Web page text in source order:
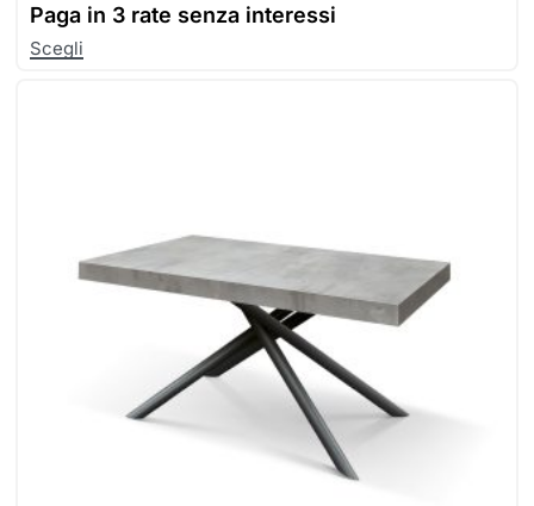
Paga in 3 rate senza interessi
Scegli